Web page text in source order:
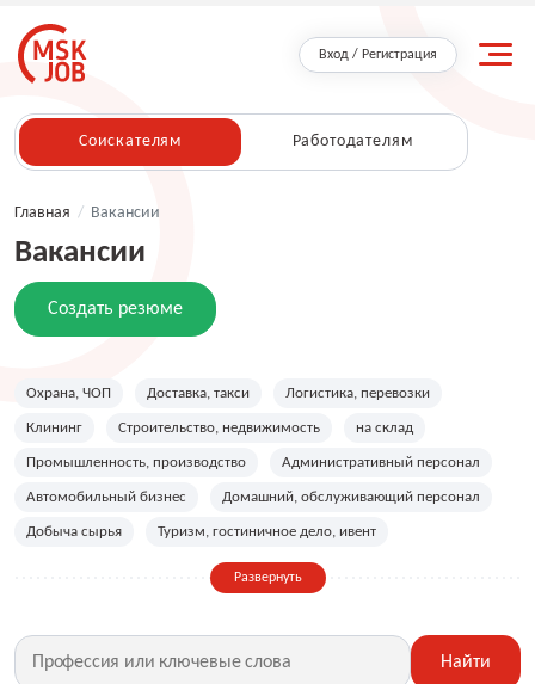
Вход / Регистрация
Соискателям Работодателям
Главная / Вакансии
Вакансии
Создать резюме
Охрана, ЧОП Доставка, такси Логистика, перевозки
Клининг Строительство, недвижимость на склад
Промышленность, производство Административный персонал
Автомобильный бизнес Домашний, обслуживающий персонал
Добыча сырья Туризм, гостиничное дело, ивент
Дизайн, искусство, ивент
Фитнес, красота, спорт Страхование
Медицина, фармацевтика Маркетинг, PR, реклама
Развернуть
Найти